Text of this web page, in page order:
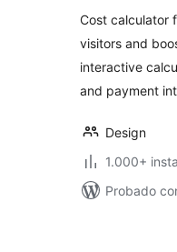
Cost calculator
visitors and
interactive
and payment
Design
1.000+
Probado